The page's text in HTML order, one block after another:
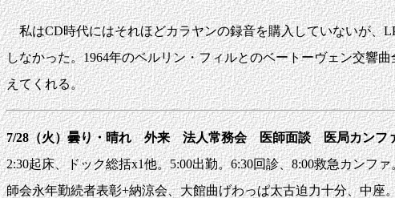
私はCD時代にはそれほどカラヤンの録音を購入していないが、
しなかった。1964年のベルリン・フィルとのベートーヴェン交響
えてくれる。
7/28（火）曇り・晴れ 外来 法人常務会 医師面談 医局カンフ
2:30起床、ドック総括x1他。5:00出勤。6:30回診、8:00救急カンフ
師会永年勤続者表彰+納涼会、大館曲げわっぱ太古迫力十分、中座